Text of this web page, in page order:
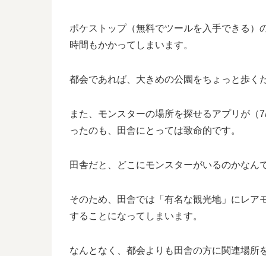
ポケストップ（無料でツールを入手できる）
時間もかかってしまいます。
都会であれば、大きめの公園をちょっと歩く
また、モンスターの場所を探せるアプリが
ったのも、田舎にとっては致命的です。
田舎だと、どこにモンスターがいるのかなん
そのため、田舎では「有名な観光地」にレア
することになってしまいます。
なんとなく、都会よりも田舎の方に関連場所